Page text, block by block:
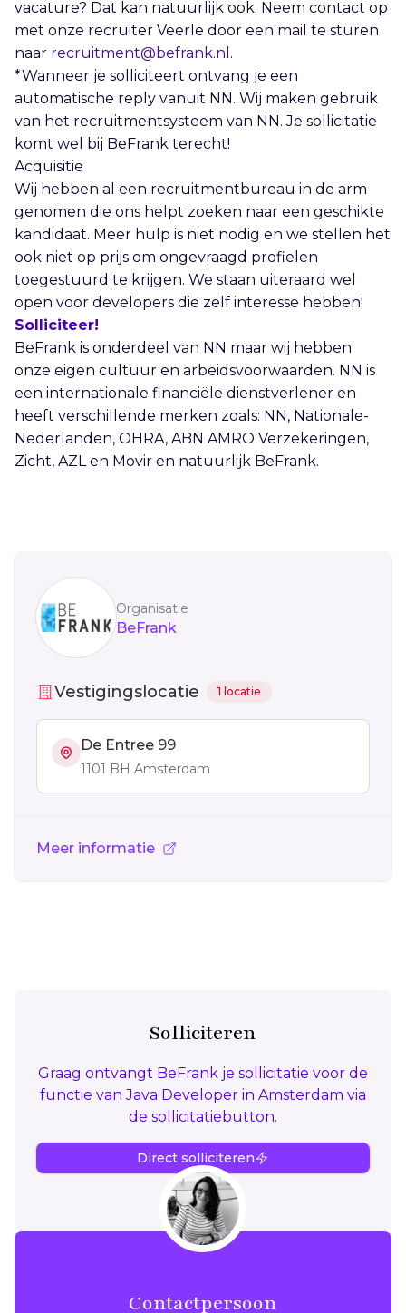
vacature? Dat kan natuurlijk ook. Neem contact op
met onze recruiter Veerle door een mail te sturen
naar recruitment@befrank.nl .
*Wanneer je solliciteert ontvang je een
automatische reply vanuit NN. Wij maken gebruik
van het recruitmentsysteem van NN. Je sollicitatie
komt wel bij BeFrank terecht!
Acquisitie
Wij hebben al een recruitmentbureau in de arm
genomen die ons helpt zoeken naar een geschikte
kandidaat. Meer hulp is niet nodig en we stellen het
ook niet op prijs om ongevraagd profielen
toegestuurd te krijgen. We staan uiteraard wel
open voor developers die zelf interesse hebben!
Solliciteer!
BeFrank is onderdeel van NN maar wij hebben
onze eigen cultuur en arbeidsvoorwaarden. NN is
een internationale financiële dienstverlener en
heeft verschillende merken zoals: NN, Nationale-
Nederlanden, OHRA, ABN AMRO Verzekeringen,
Zicht, AZL en Movir en natuurlijk BeFrank.
Organisatie
BeFrank
Vestigingslocatie 1 locatie
De Entree 99
1101 BH Amsterdam
Meer informatie
Solliciteren
Graag ontvangt BeFrank je sollicitatie voor de
functie van Java Developer in Amsterdam via
de sollicitatiebutton.
Direct solliciteren
Contactpersoon